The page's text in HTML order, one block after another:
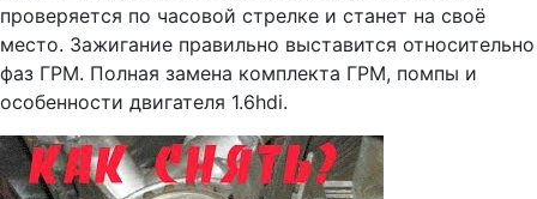
проверяется по часовой стрелке и станет на своё
место. Зажигание правильно выставится относительно
фаз ГРМ. Полная замена комплекта ГРМ, помпы и
особенности двигателя 1.6hdi.